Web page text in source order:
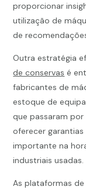
proporcionar
utilização de
de
Outra estratégia
de conservas é
fabricantes de
estoque de
que passaram
oferecer
importante na
industriais usadas.
As plataformas